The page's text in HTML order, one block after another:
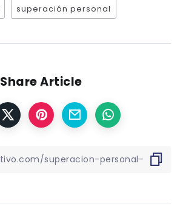
superación personal
Share Article